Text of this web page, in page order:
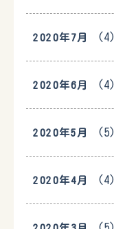
2020年7月 (4)
2020年6月 (4)
2020年5月 (5)
2020年4月 (4)